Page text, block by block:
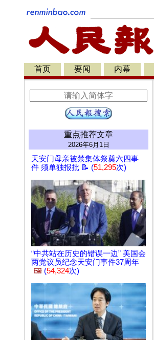
首页 要闻 内幕
重点推荐文章
2026年6月1日
天安门母亲被禁集体祭奠六四事
件 须单独报批 📝 (51,295次)
“中共站在历史的错误一边” 美国会
两党议员纪念天安门事件37周年
🖼️ (54,324次)